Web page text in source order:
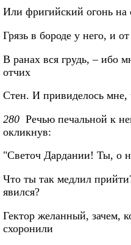
Или фригийский огонь на
Грязь в бороде у него, и
В ранах вся грудь, – ибо
отчих
Стен. И привиделось мне,
280 Речью печальной к
окликнув:
"Светоч Дардании! Ты, о
Что ты так медлил
явился?
Гектор желанный, зачем,
схоронили